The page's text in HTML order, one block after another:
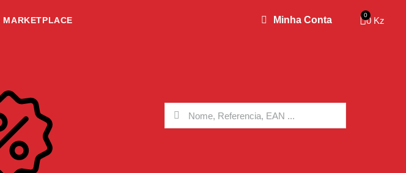
MARKETPLACE Minha Conta 0 Kz